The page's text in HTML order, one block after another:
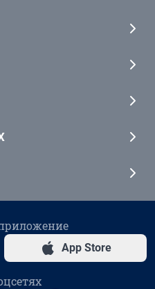
App Store